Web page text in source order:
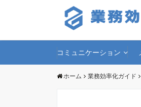
コミュニケーション
ホーム 業務効率化ガイド